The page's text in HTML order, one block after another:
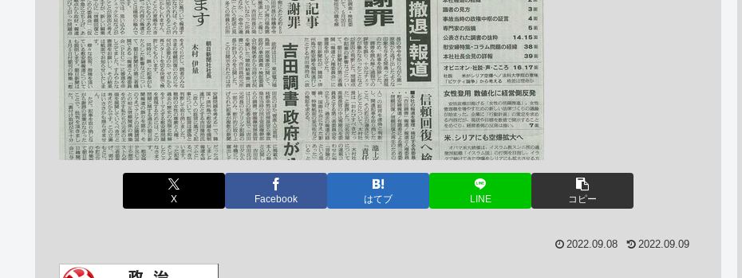
X Facebook はてブ LINE コピー
2022.09.08 2022.09.09